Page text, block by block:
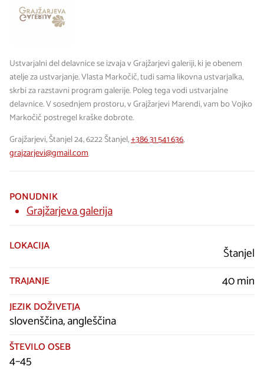
Ustvarjalni del delavnice se izvaja v Grajžarjevi galeriji, ki je obenem
atelje za ustvarjanje. Vlasta Markočič, tudi sama likovna ustvarjalka,
skrbi za razstavni program galerije. Poleg tega vodi ustvarjalne
delavnice. V sosednjem prostoru, v Grajžarjevi Marendi, vam bo Vojko
Markočič postregel kraške dobrote.
Grajžarjevi, Štanjel 24, 6222 Štanjel,+386 31 541 636,
grajzarjevi@gmail.com
PONUDNIK
Grajžarjeva galerija
LOKACIJA Štanjel
TRAJANJE 40 min
JEZIK DOŽIVETJA
slovenščina, angleščina
ŠTEVILO OSEB
4–45